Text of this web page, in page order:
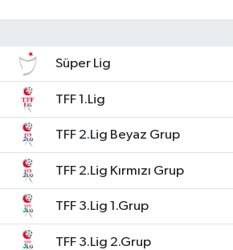
Süper Lig
TFF 1.Lig
TFF 2.Lig Beyaz Grup
TFF 2.Lig Kırmızı Grup
TFF 3.Lig 1.Grup
TFF 3.Lig 2.Grup